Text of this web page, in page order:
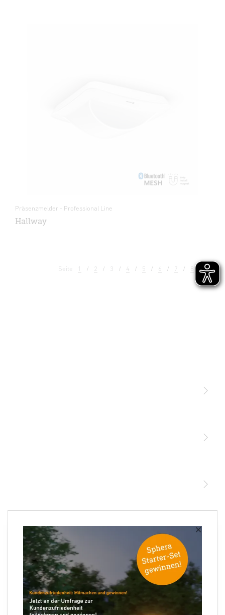
×
Präsenzmelder - Professional Line
Hallway
Seite 1 2 3 4 5 6 7 8 9
Ihre E-Mail Adresse